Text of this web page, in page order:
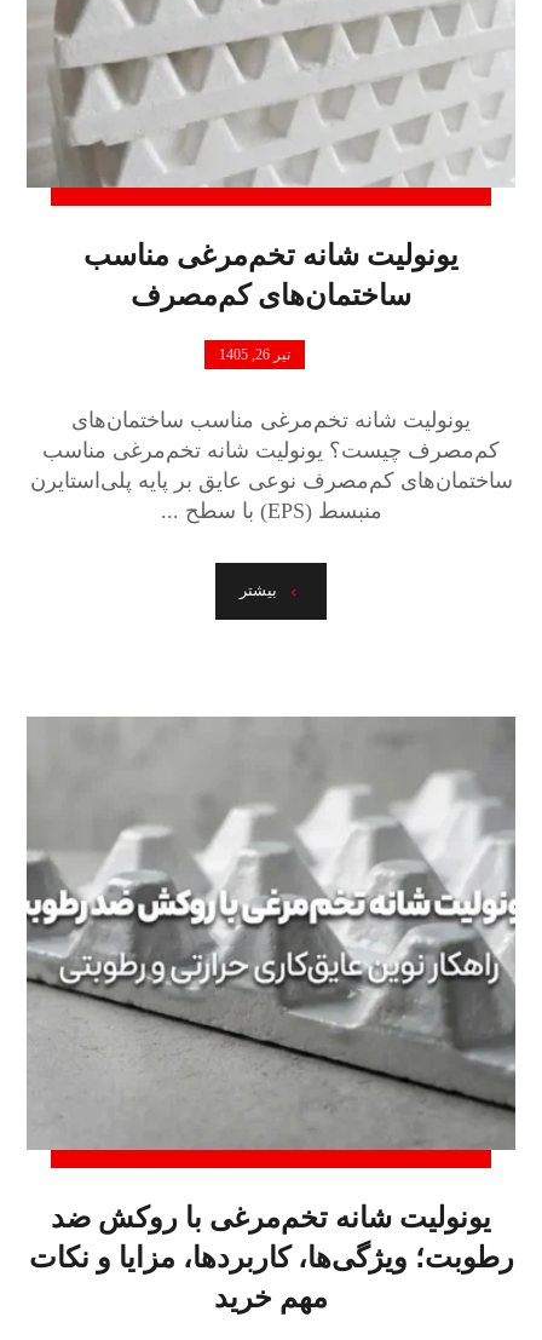
یونولیت شانه تخم‌مرغی مناسب
ساختمان‌های کم‌مصرف
تیر 26, 1405
یونولیت شانه تخم‌مرغی مناسب ساختمان‌های
کم‌مصرف چیست؟ یونولیت شانه تخم‌مرغی مناسب
ساختمان‌های کم‌مصرف نوعی عایق بر پایه پلی‌استایرن
منبسط (EPS) با سطح ...
بیشتر
یونولیت شانه تخم‌مرغی با روکش ضد
رطوبت؛ ویژگی‌ها، کاربردها، مزایا و نکات
مهم خرید